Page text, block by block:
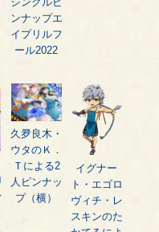
ンナップエ
イプリルフ
ール2022
久夛良木・
ウタのＫ．
Ｔによる2
人ピンナッ
プ（横）
イグナー
ト・エゴロ
ヴィチ・レ
スキンのた